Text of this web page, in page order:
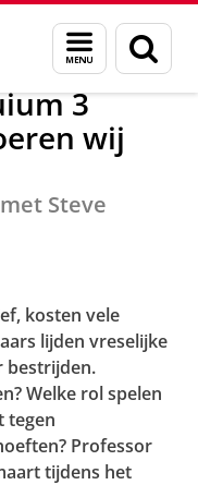
Menu
en
zoeken
3
wij
Steve
kosten vele
lijden vreselijke
bestrijden.
Welke rol spelen
tegen
Professor
tijdens het